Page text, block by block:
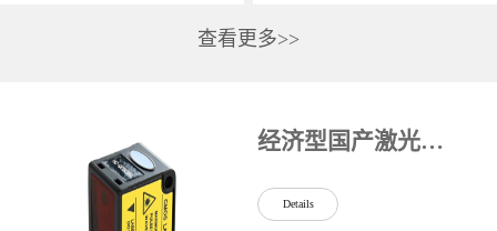
查看更多>>
经济型国产激光位移传感器HC-Q系列可替代Panasonic松下HG-C系列
Details